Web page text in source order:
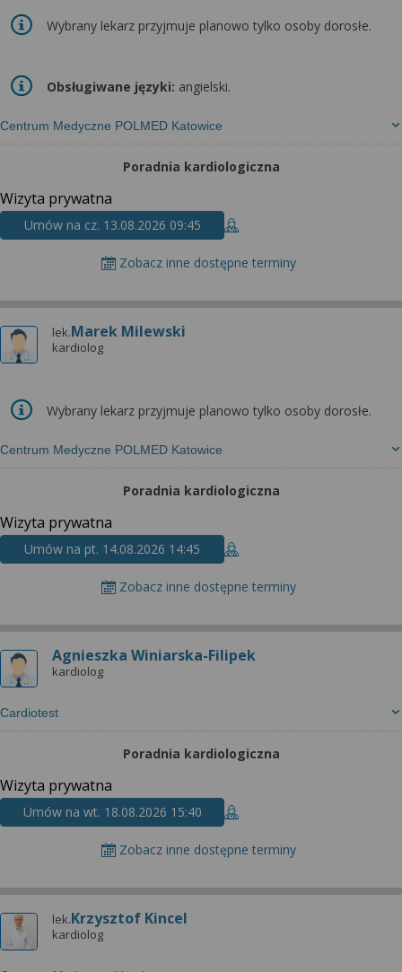
Centrum Medyczne POLMED Katowice
Wybrany lekarz przyjmuje planowo tylko osoby dorosłe.
Obsługiwane języki: angielski.
Poradnia kardiologiczna
Wizyta prywatna
Umów na cz. 13.08.2026 09:45
Zobacz inne dostępne terminy
lek.Marek Milewski
kardiolog
Centrum Medyczne POLMED Katowice
Wybrany lekarz przyjmuje planowo tylko osoby dorosłe.
Poradnia kardiologiczna
Wizyta prywatna
Umów na pt. 14.08.2026 14:45
Zobacz inne dostępne terminy
Agnieszka Winiarska-Filipek
kardiolog
Cardiotest
Poradnia kardiologiczna
Wizyta prywatna
Umów na wt. 18.08.2026 15:40
Zobacz inne dostępne terminy
lek.Krzysztof Kincel
kardiolog